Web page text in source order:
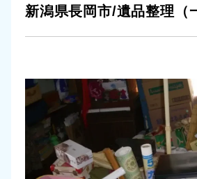
新潟県長岡市/遺品整理（